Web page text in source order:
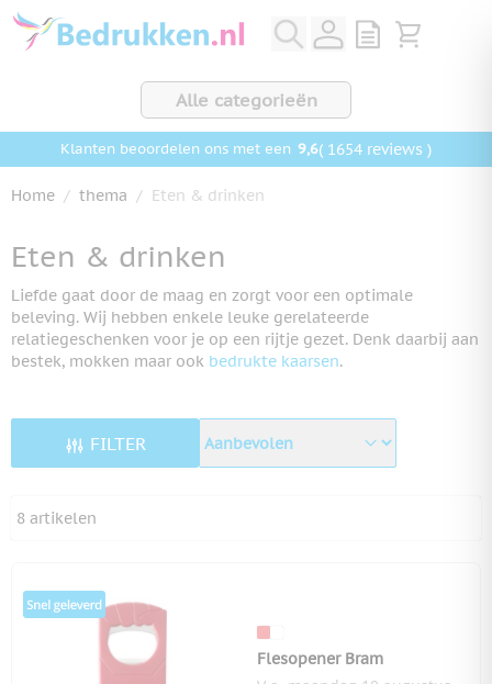
Ga naar de inhoud
View quote,
Bekijk
Alle categorieën
Klanten beoordelen ons met een 9,6( 1654 reviews )
Home / thema / Eten & drinken
Eten & drinken
Liefde gaat door de maag en zorgt voor een optimale
beleving. Wij hebben enkele leuke gerelateerde
relatiegeschenken voor je op een rijtje gezet. Denk daarbij aan
bestek, mokken maar ook bedrukte kaarsen.
FILTER
8 artikelen
Flesopener Bram